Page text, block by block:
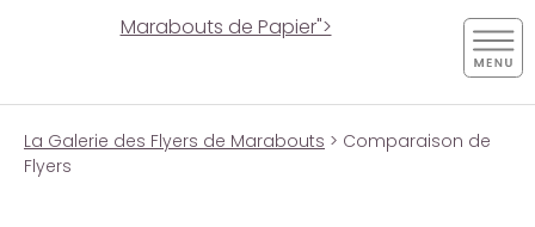
Marabouts de Papier">
La Galerie des Flyers de Marabouts > Comparaison de
Flyers